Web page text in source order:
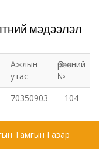
мэдээлэл
Ажлын
утас
Өрөөний
№
70350903 104
Тамгын Газар